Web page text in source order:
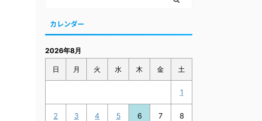
カレンダー
2026年8月
日 月 火 水 木 金 土
1
2 3 4 5 6 7 8